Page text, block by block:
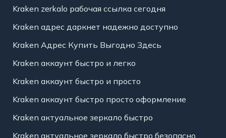
Kraken zerkalo рабочая ссылка сегодня
Kraken адрес даркнет надежно доступно
Kraken Адрес Купить Выгодно Здесь
Kraken аккаунт быстро и легко
Kraken аккаунт быстро и просто
Kraken аккаунт быстро просто оформление
Kraken актуальное зеркало быстро
Kraken актуальное зеркало быстро безопасно